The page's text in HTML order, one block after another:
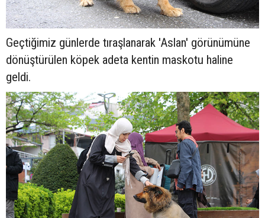
Geçtiğimiz günlerde tıraşlanarak 'Aslan' görünümüne
dönüştürülen köpek adeta kentin maskotu haline
geldi.